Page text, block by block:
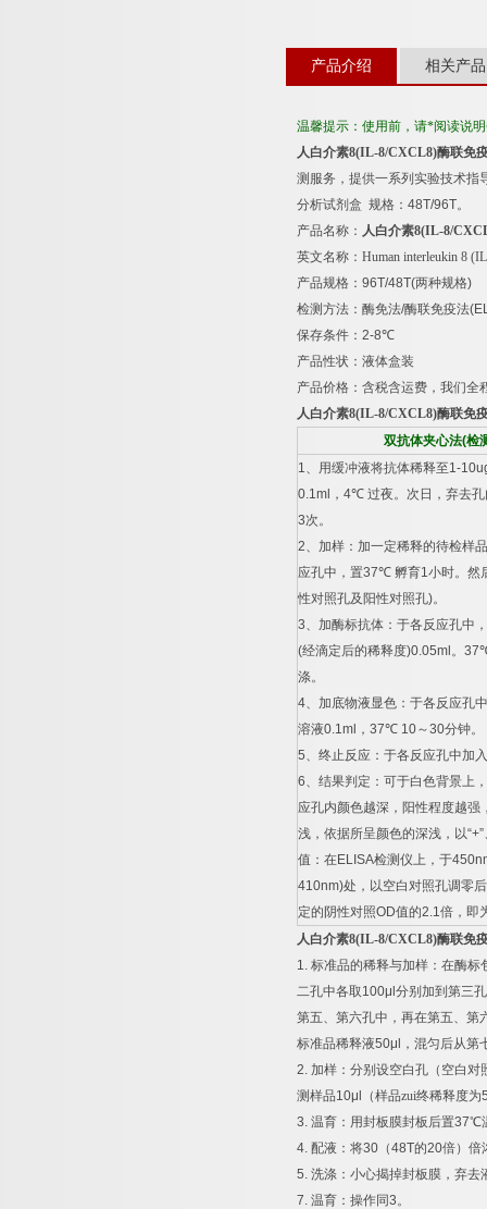
产品介绍 相关产品
温馨提示：使用前，请*阅读说
人白介素8(IL-8/CXCL8)酶联免
测服务，提供一系列实验技术指
分析试剂盒 规格： 48T/96T。
产品名称： 人白介素8(IL-8/
英文名称： Human interleukin 8
产品规格： 96T/48T(两种规格)
检测方法：酶免法/酶联免疫法
保存条件： 2-8℃
产品性状：液体盒装
产品价格：含税含运费，我们全
人白介素8(IL-8/CXCL8)酶联免
双抗体夹心法(检
1、用缓冲液将抗体稀释至1-
0.1ml ， 4℃ 过夜。次日，弃去
3次。
2、加样：加一定稀释的待检样品
应孔中，置37℃ 孵育1小时。然
性对照孔及阳性对照孔)。
3、加酶标抗体：于各反应孔中
(经滴定后的稀释度)0.05ml 。 37
涤。
4、加底物液显色：于各反应孔
溶液0.1ml ， 37℃ 10～30分钟。
5、终止反应：于各反应孔中加入
6、结果判定：可于白色背景上
应孔内颜色越深，阳性程度越强
浅，依据所呈颜色的深浅，以“+”
值：在ELISA检测仪上，于
410nm)处，以空白对照孔调零
定的阴性对照OD值的2.1倍，即
人白介素8(IL-8/CXCL8)酶联免
1. 标准品的稀释与加样：在酶标
二孔中各取100μl 分别加到第三
第五、第六孔中，再在第五、第
标准品稀释液50μl
，混匀后从第
2. 加样：分别设空白孔（空白
测样品10μl （样品zui终稀释度为
3. 温育：用封板膜封板后置37℃
4. 配液：将30 （48T的20倍）倍
5. 洗涤：小心揭掉封板膜，弃去
7. 温育：操作同3。